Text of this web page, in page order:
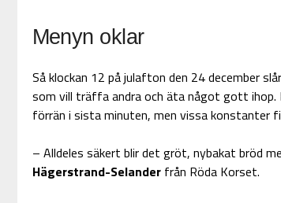
Menyn oklar
Så klockan 12 på julafton den 24 december
som vill träffa andra och äta något gott ihop.
förrän i sista minuten, men vissa konstanter
– Alldeles säkert blir det gröt, nybakat bröd
Hägerstrand-Selanderfrån Röda Korset.